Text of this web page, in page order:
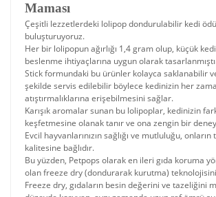
Maması
Çeşitli lezzetlerdeki lolipop dondurulabilir kedi
buluşturuyoruz.
Her bir lolipopun ağırlığı 1,4 gram olup, küçük
beslenme ihtiyaçlarına uygun olarak
Stick formundaki bu ürünler kolayca saklanabilir
şekilde servis edilebilir böylece kedinizin her
atıştırmalıklarına erişebilmesini sağlar.
Karışık aromalar sunan bu lolipoplar, kedinizin
keşfetmesine olanak tanır ve ona zengin bir
Evcil hayvanlarınızın sağlığı ve mutluluğu,
kalitesine bağlıdır.
Bu yüzden, Petpops olarak en ileri gıda koruma
olan freeze dry (dondurarak kurutma)
Freeze dry, gıdaların besin değerini ve tazeliğini